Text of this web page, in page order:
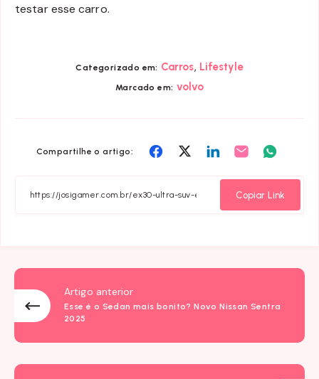
testar esse carro.
Categorizado em: Carros, Lifestyle
Marcado em: volvo
Compartilhe o artigo:
Compartilhar
Facebook
Compartilhar
Twitter
Compartilhar
Linkedin
Compartilhar
Email
Copiar Link
Artigo anterior
Esse é o Sedan mais bonito? Novo Nissan Sentra
2025